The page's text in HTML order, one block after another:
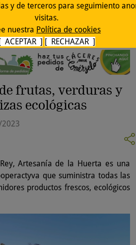
y de terceros para seguimiento
visitas.
nuestra Política de cookies
ACEPTAR ] [ RECHAZAR ]
frutas, verduras y
ecológicas
2023
Artesanía de la Huerta es una
que suministra todas las
productos frescos, ecológicos